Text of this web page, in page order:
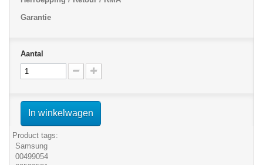
Garantie
Aantal
In winkelwagen
Product tags:
Samsung
00499054